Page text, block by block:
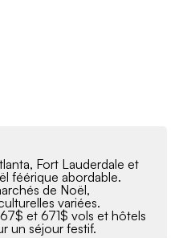
Fort Lauderdale et
féérique abordable.
de Noël,
variées.
et 671$ vols et hôtels
un séjour festif.